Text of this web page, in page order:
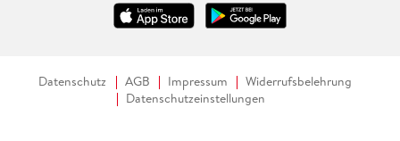
Datenschutz AGB Impressum
Widerrufsbelehrung
Datenschutzeinstellungen